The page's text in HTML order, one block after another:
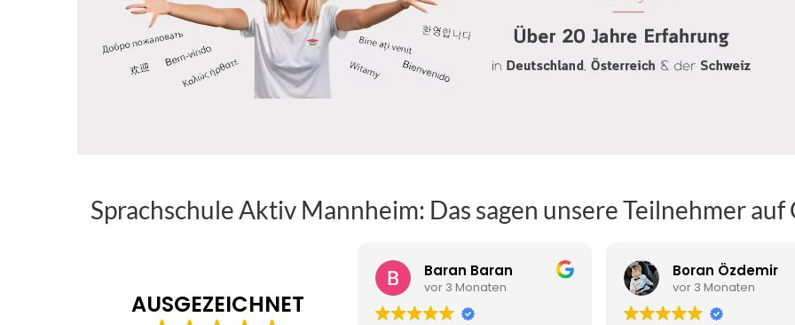
Sprachschule Aktiv Mannheim: Das sagen unsere Teilnehmer auf
AUSGEZEICHNET
Baran Baran
vor 3 Monaten
Boran Özdemir
vor 3 Monaten